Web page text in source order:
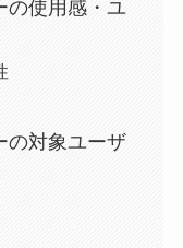
の使用感・ユ
の対象ユーザ